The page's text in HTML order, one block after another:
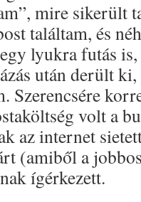
mire sikerült
találtam, és
lyukra futás
után derült
Szerencsére
volt a
az internet
(amiből a
ígérkezett.